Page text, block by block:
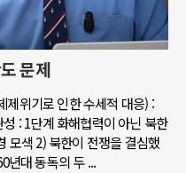
문제
제위기로 인한 수세적 대응) :
: 1단계 화해협력이 아닌 북한
모색 2) 북한이 전쟁을 결심했
년대 동독의 두 ...